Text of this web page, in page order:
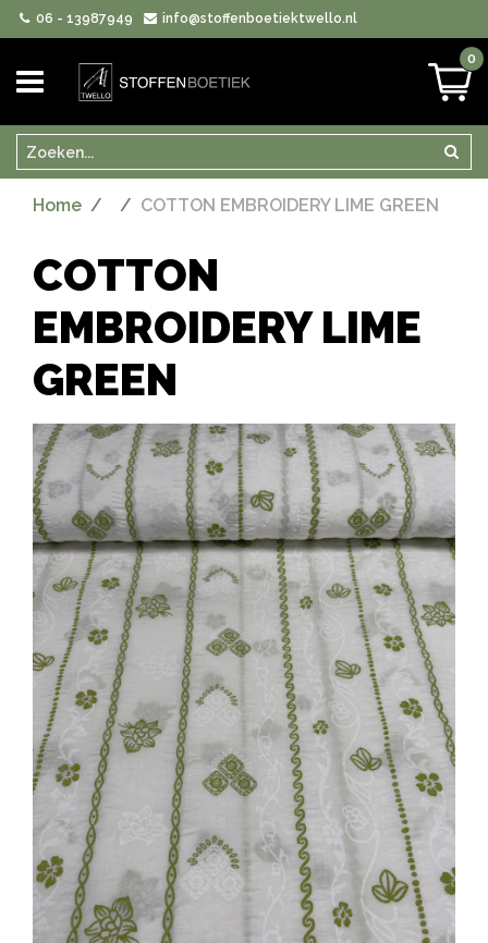
06 - 13987949 info@stoffenboetiektwello.nl
0
Zoeken
Home COTTON EMBROIDERY LIME GREEN
COTTON
EMBROIDERY LIME
GREEN